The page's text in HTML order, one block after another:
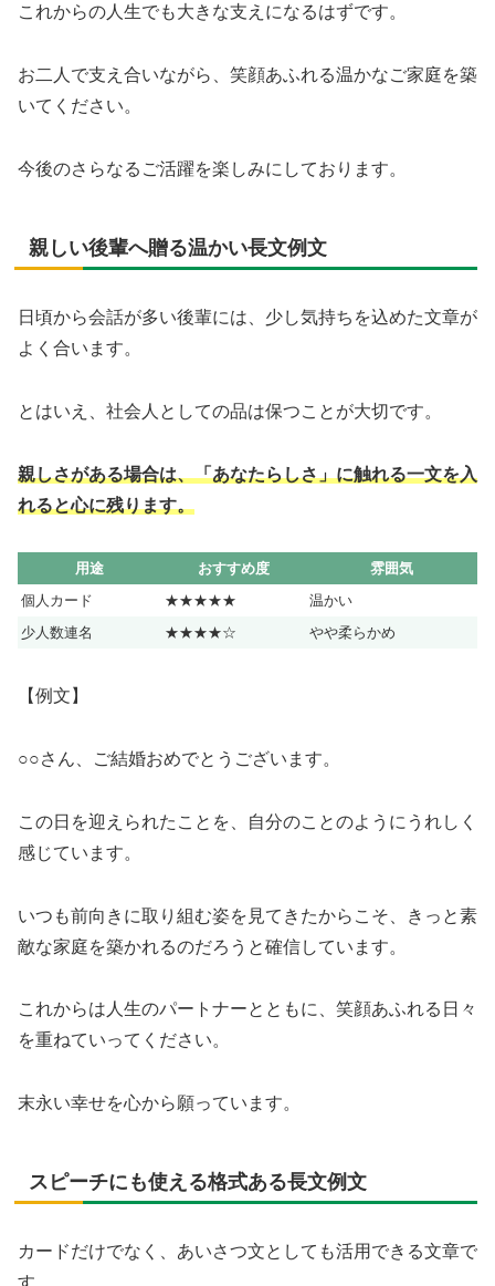
これからの人生でも大きな支えになるはずです。
お二人で支え合いながら、笑顔あふれる温かなご家庭を築
いてください。
今後のさらなるご活躍を楽しみにしております。
親しい後輩へ贈る温かい長文例文
日頃から会話が多い後輩には、少し気持ちを込めた文章が
よく合います。
とはいえ、社会人としての品は保つことが大切です。
親しさがある場合は、「あなたらしさ」に触れる一文を入
れると心に残ります。
用途 おすすめ度
雰囲気
個人カード
★★★★★
温かい
少人数連名
★★★★☆ やや柔らかめ
【例文】
○○さん、ご結婚おめでとうございます。
この日を迎えられたことを、自分のことのようにうれしく
感じています。
いつも前向きに取り組む姿を見てきたからこそ、きっと素
敵な家庭を築かれるのだろうと確信しています。
これからは人生のパートナーとともに、笑顔あふれる日々
を重ねていってください。
末永い幸せを心から願っています。
スピーチにも使える格式ある長文例文
カードだけでなく、あいさつ文としても活用できる文章で